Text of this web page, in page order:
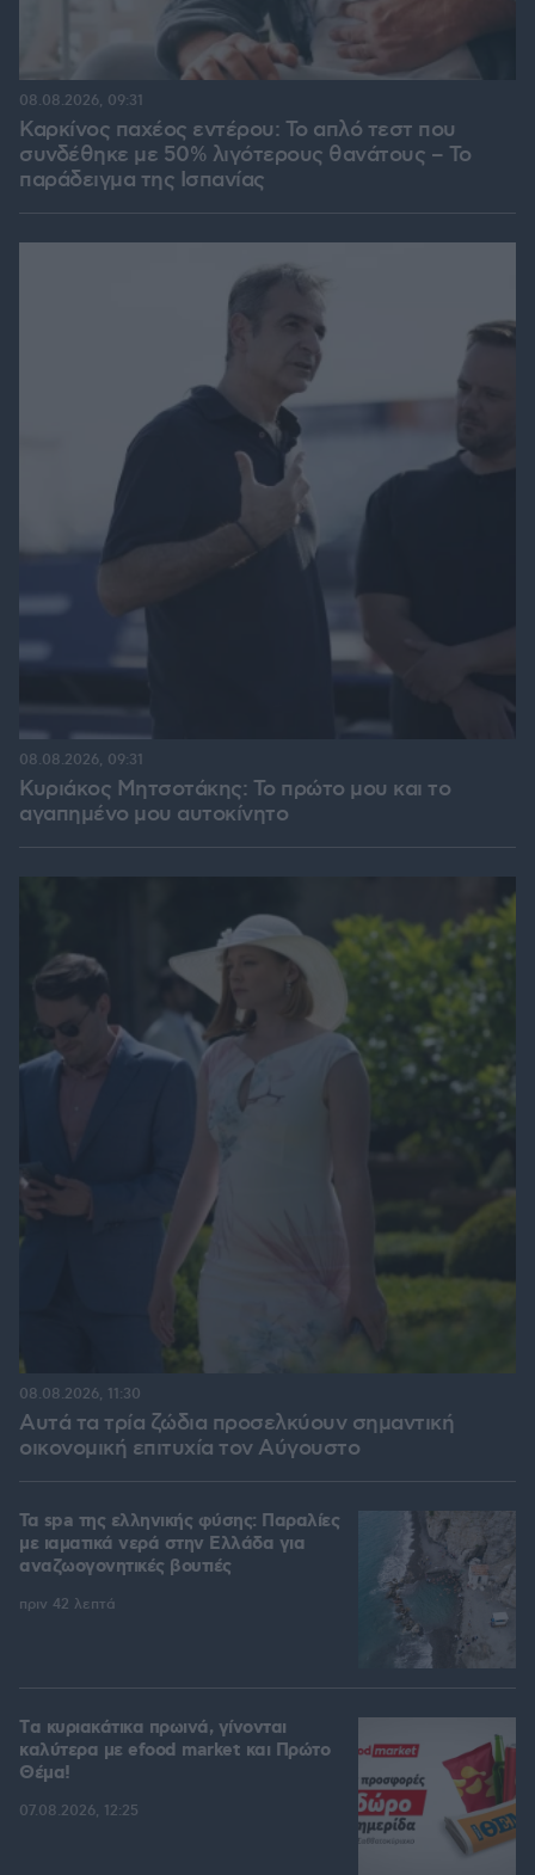
Καρκίνος παχέος εντέρου: Το απλό τεστ που
συνδέθηκε με 50% λιγότερους θανάτους – Το
παράδειγμα της Ισπανίας
08.08.2026, 09:31
Κυριάκος Μητσοτάκης: Το πρώτο μου και το
αγαπημένο μου αυτοκίνητο
08.08.2026, 09:31
Αυτά τα τρία ζώδια προσελκύουν σημαντική
οικονομική επιτυχία τον Αύγουστο
08.08.2026, 11:30
Τα spa της ελληνικής φύσης: Παραλίες
με ιαματικά νερά στην Ελλάδα για
αναζωογονητικές βουτιές
πριν 42 λεπτά
Tα κυριακάτικα πρωινά, γίνονται
καλύτερα με efood market και Πρώτο
Θέμα!
07.08.2026, 12:25